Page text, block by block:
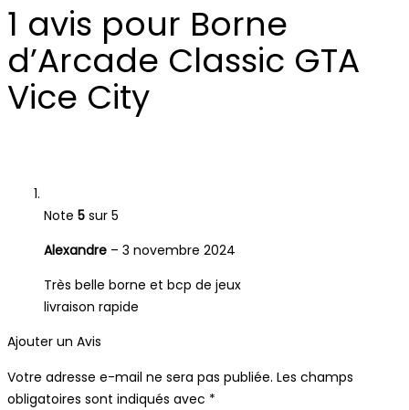
1 avis pour Borne
d’Arcade Classic GTA
Vice City
Note 5 sur 5
Alexandre – 3 novembre 2024
Très belle borne et bcp de jeux
livraison rapide
Ajouter un Avis
Votre adresse e-mail ne sera pas publiée. Les champs
obligatoires sont indiqués avec *